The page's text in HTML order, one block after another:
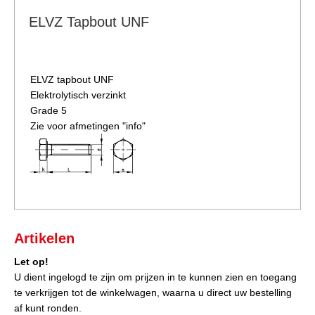
ELVZ Tapbout UNF
ELVZ tapbout UNF
Elektrolytisch verzinkt
Grade 5
Zie voor afmetingen "info"
Artikelen
Let op!
U dient ingelogd te zijn om prijzen in te kunnen zien en toegang
te verkrijgen tot de winkelwagen, waarna u direct uw bestelling
af kunt ronden.